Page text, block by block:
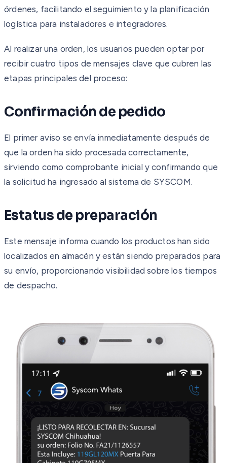
órdenes, facilitando el seguimiento y la planificación
logística para instaladores e integradores.
Al realizar una orden, los usuarios pueden optar por
recibir cuatro tipos de mensajes clave que cubren las
etapas principales del proceso:
Confirmación de pedido
El primer aviso se envía inmediatamente después de
que la orden ha sido procesada correctamente,
sirviendo como comprobante inicial y confirmando que
la solicitud ha ingresado al sistema de SYSCOM.
Estatus de preparación
Este mensaje informa cuando los productos han sido
localizados en almacén y están siendo preparados para
su envío, proporcionando visibilidad sobre los tiempos
de despacho.